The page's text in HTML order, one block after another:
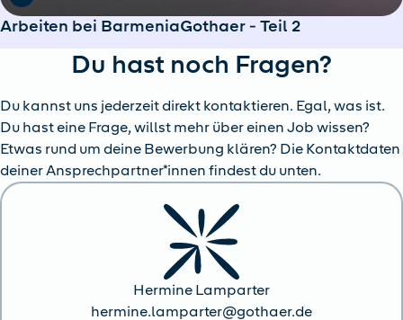
Arbeiten bei BarmeniaGothaer - Teil 2
Du hast noch Fragen?
Du kannst uns jederzeit direkt kontaktieren. Egal, was ist.
Du hast eine Frage, willst mehr über einen Job wissen?
Etwas rund um deine Bewerbung klären? Die Kontaktdaten
deiner Ansprechpartner*innen findest du unten.
Hermine Lamparter
hermine.lamparter@gothaer.de